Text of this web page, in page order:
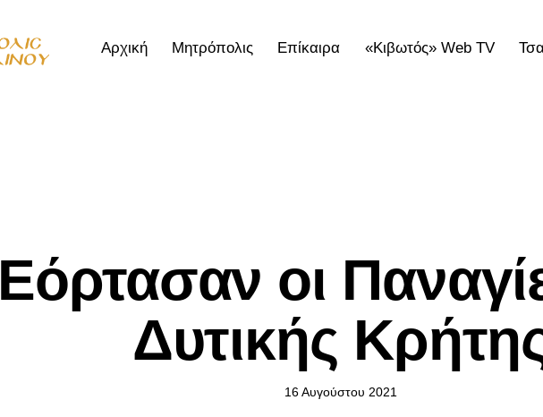
Αρχική Μητρόπολις Επίκαιρα «Κιβωτός» Web TV
Εόρτασαν οι
Δυτικής
16 Αυγούστου 2021